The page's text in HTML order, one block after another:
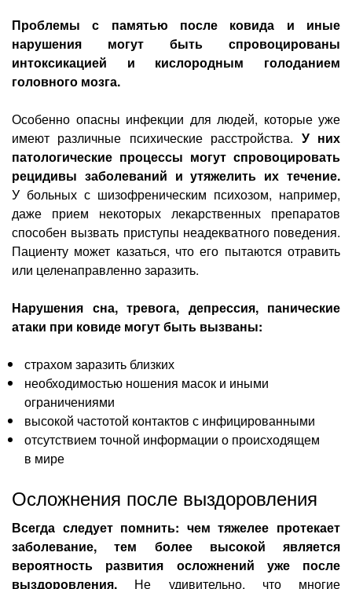
Проблемы с памятью после ковида и иные
нарушения могут быть спровоцированы
интоксикацией и кислородным голоданием
головного мозга.
Особенно опасны инфекции для людей, которые уже
имеют различные психические расстройства. У них
патологические процессы могут спровоцировать
рецидивы заболеваний и утяжелить их течение.
У больных с шизофреническим психозом, например,
даже прием некоторых лекарственных препаратов
способен вызвать приступы неадекватного поведения.
Пациенту может казаться, что его пытаются отравить
или целенаправленно заразить.
Нарушения сна, тревога, депрессия, панические
атаки при ковиде могут быть вызваны:
страхом заразить близких
необходимостью ношения масок и иными
ограничениями
высокой частотой контактов с инфицированными
отсутствием точной информации о происходящем
в мире
Осложнения после выздоровления
Всегда следует помнить: чем тяжелее протекает
заболевание, тем более высокой является
вероятность развития осложнений уже после
выздоровления. Не удивительно, что многие